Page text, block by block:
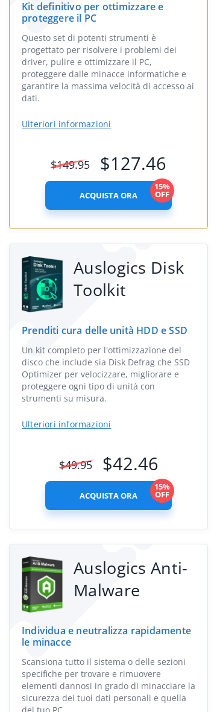
Kit definitivo per ottimizzare e
proteggere il PC
Questo set di potenti strumenti è
progettato per risolvere i problemi dei
driver, pulire e ottimizzare il PC,
proteggere dalle minacce informatiche e
garantire la massima velocità di accesso ai
dati.
Ulteriori informazioni
$149.95 $127.46
ACQUISTA ORA
15%
OFF
Auslogics Disk
Toolkit
Prenditi cura delle unità HDD e SSD
Un kit completo per l'ottimizzazione del
disco che include sia Disk Defrag che SSD
Optimizer per velocizzare, migliorare e
proteggere ogni tipo di unità con
strumenti su misura.
Ulteriori informazioni
$49.95 $42.46
ACQUISTA ORA
15%
OFF
Auslogics Anti-
Malware
Individua e neutralizza rapidamente
le minacce
Scansiona tutto il sistema o delle sezioni
specifiche per trovare e rimuovere
elementi dannosi in grado di minacciare la
sicurezza dei tuoi dati personali e quella